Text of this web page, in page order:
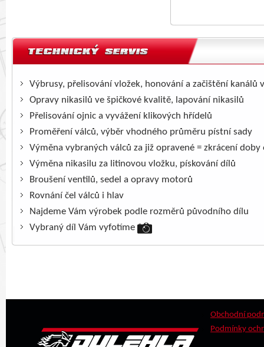
Výbrusy, přelisování vložek, honování a začištění kanálů
Opravy nikasilů ve špičkové kvalitě, lapování nikasilů
Přelisování ojnic a vyvážení klikových hřídelů
Proměření válců, výběr vhodného průměru pístní sady
Výměna vybraných válců za již opravené = zkrácení doby
Výměna nikasilu za litinovou vložku, pískování dílů
Broušení ventilů, sedel a opravy motorů
Rovnání čel válců i hlav
Najdeme Vám výrobek podle rozměrů původního dílu
Vybraný díl Vám vyfotíme
Obchodní
Podmínky